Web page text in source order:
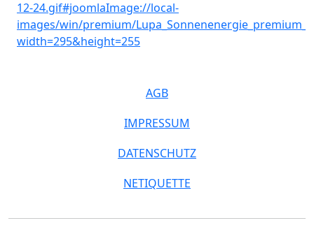
AGB
IMPRESSUM
DATENSCHUTZ
NETIQUETTE